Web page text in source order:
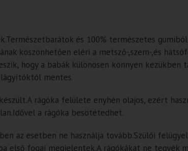
és 100% természetes
köszönhetően eléri a metsző-,szem-,és
hogy a babák különösen könnyen kezükben
mentes.
rágóka felülete enyhén olajos, ezért
a rágóka besötétedhet.
az esetben ne használja tovább.Szülői
első fogai megjelentek.A rágókákat ne tegyék